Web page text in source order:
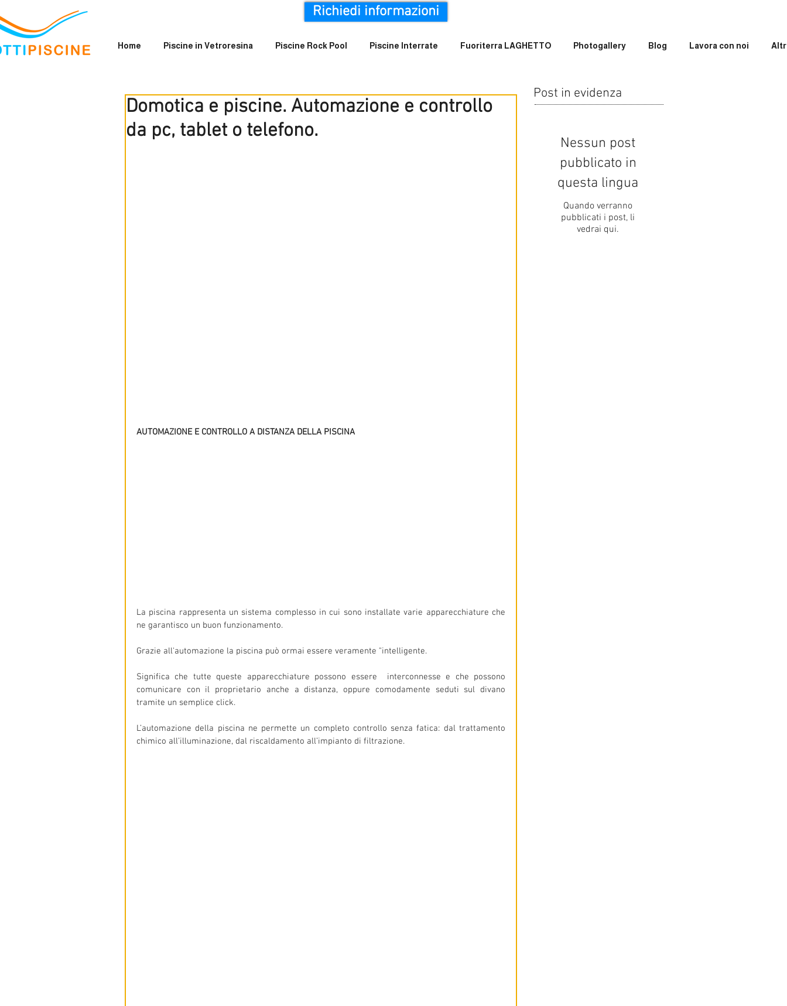
Richiedi informazioni
Home Piscine in Vetroresina Piscine Rock Pool Piscine Interrate Fuoriterra LAGHETTO Photogallery Blog Lavora con noi
Domotica e piscine. Automazione e controllo
da pc, tablet o telefono.
AUTOMAZIONE E CONTROLLO A DISTANZA DELLA PISCINA
La piscina rappresenta un sistema complesso in cui sono installate varie apparecchiature che
ne garantisco un buon funzionamento.
Grazie all'automazione la piscina può ormai essere veramente "intelligente.
Significa che tutte queste apparecchiature possono essere  interconnesse e che possono
comunicare con il proprietario anche a distanza, oppure comodamente seduti sul divano
tramite un semplice click.
L’automazione della piscina ne permette un completo controllo senza fatica: dal trattamento
chimico all’illuminazione, dal riscaldamento all’impianto di filtrazione.
Post in evidenza
Nessun post
pubblicato in
questa lingua
Quando verranno
pubblicati i post, li
vedrai qui.